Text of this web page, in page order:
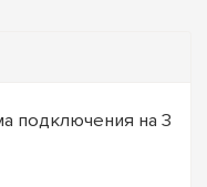
из
белого
так как не
со строгими
подключения на 3